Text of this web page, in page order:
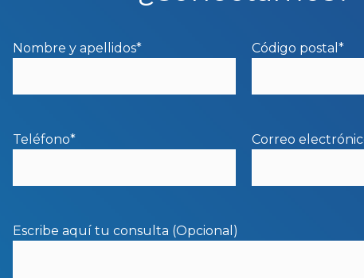
Nombre y apellidos* Código postal*
Teléfono* Correo
Escribe aquí tu consulta (Opcional)